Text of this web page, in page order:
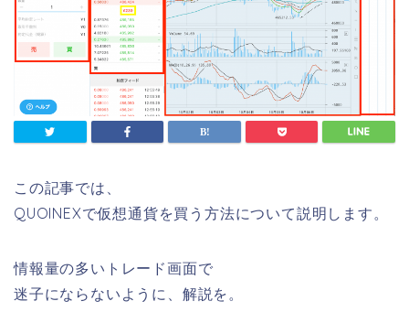
この記事では、
QUOINEXで仮想通貨を買う方法について説明します。
情報量の多いトレード画面で
迷子にならないように、解説を。